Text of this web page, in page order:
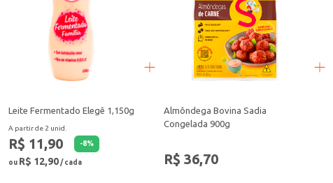
Leite Fermentado Elegê 1,150g
A partir de 2 unid.
R$ 11,90 -8%
ou R$ 12,90/ cada
Almôndega Bovina Sadia
Congelada 900g
R$ 36,70